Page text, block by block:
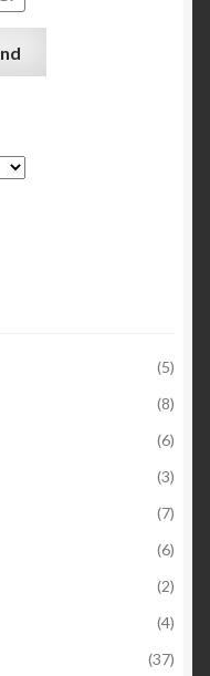
(5)
(8)
(6)
(3)
(7)
(6)
(2)
(4)
(37)